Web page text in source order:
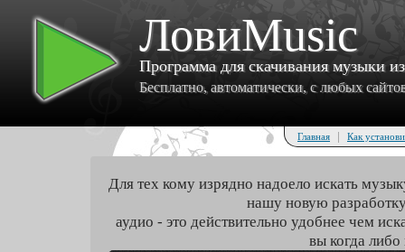
ЛовиMusic
Программа для скачивания музыки
Бесплатно, автоматически, с любых
Главная | Как
Для тех кому изрядно надоело искать
нашу новую
аудио - это действительно удобнее чем
вы когда либо